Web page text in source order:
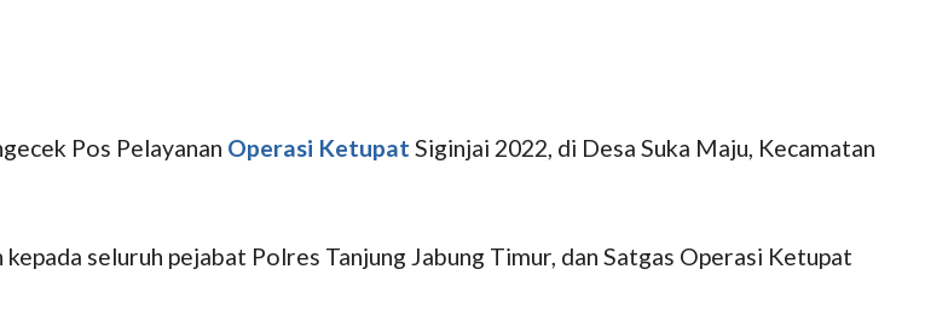
Pos Pelayanan Operasi Ketupat Siginjai 2022, di Desa Suka Maju, Kecamatan
seluruh pejabat Polres Tanjung Jabung Timur, dan Satgas Operasi Ketupat